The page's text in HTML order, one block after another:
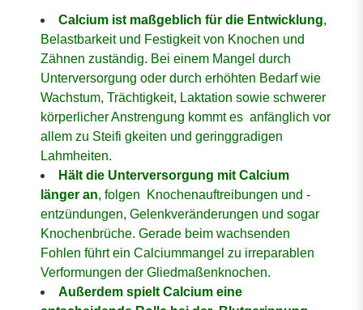
Calcium ist maßgeblich für die Entwicklung,
Belastbarkeit und Festigkeit von Knochen und
Zähnen zuständig. Bei einem Mangel durch
Unterversorgung oder durch erhöhten Bedarf wie
Wachstum, Trächtigkeit, Laktation sowie schwerer
körperlicher Anstrengung kommt es anfänglich vor
allem zu Steifi gkeiten und geringgradigen
Lahmheiten.
Hält die Unterversorgung mit Calcium
länger an, folgen Knochenauftreibungen und -
entzündungen, Gelenkveränderungen und sogar
Knochenbrüche. Gerade beim wachsenden
Fohlen führt ein Calciummangel zu irreparablen
Verformungen der Gliedmaßenknochen.
Außerdem spielt Calcium eine